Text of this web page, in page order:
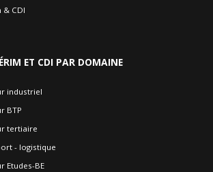
& CDI
ET CDI PAR DOMAINE
industriel
BTP
tertiaire
- logistique
Etudes-BE